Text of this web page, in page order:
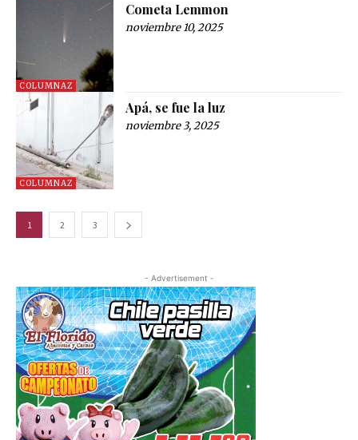
COLUMNAZ
Cometa Lemmon
noviembre 10, 2025
COLUMNAZ
Apá, se fue la luz
noviembre 3, 2025
1 2 3
- Advertisement -